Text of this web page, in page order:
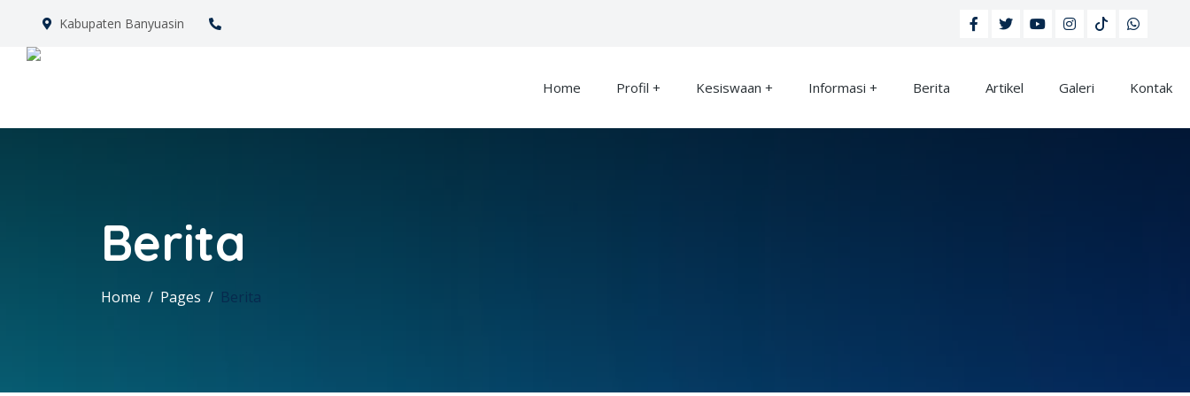
Kabupaten Banyuasin
Home Profil Kesiswaan Informasi Berita Artikel Galeri Kontak
Berita
Home Pages Berita